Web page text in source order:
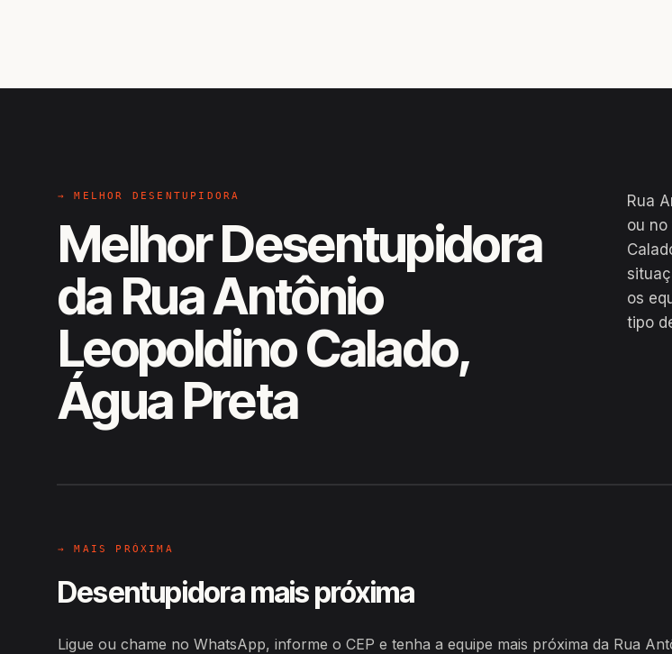
→ MELHOR DESENTUPIDORA
Melhor Desentupidora
da Rua Antônio
Leopoldino Calado,
Água Preta
Rua
ou no
os
tipo
EM CAMPO
→ MAIS PRÓXIMA
Desentupidora mais próxima
Ligue ou chame no WhatsApp, informe o CEP e tenha a equipe mais próxima da Rua